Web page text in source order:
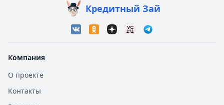
Кредитный Зай
Компания
О проекте
Контакты